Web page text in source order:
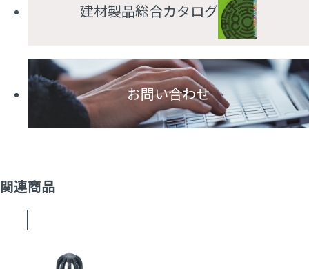
建材製品総合カタログ
お問い合わせ
関連商品